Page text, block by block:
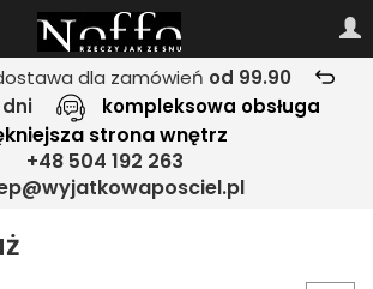
dla zamówień od 99.90
kompleksowa obsługa
strona wnętrz
+48 504 192 263